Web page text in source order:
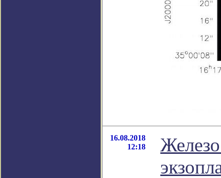
16.08.2018
12:18